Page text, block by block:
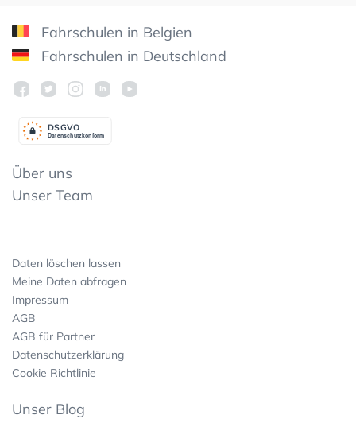
Fahrschulen in Belgien
Fahrschulen in Deutschland
Datenschutzkonform
DSGVO
Über uns
Unser Team
Daten löschen lassen
Meine Daten abfragen
Impressum
AGB
AGB für Partner
Datenschutzerklärung
Cookie Richtlinie
Unser Blog